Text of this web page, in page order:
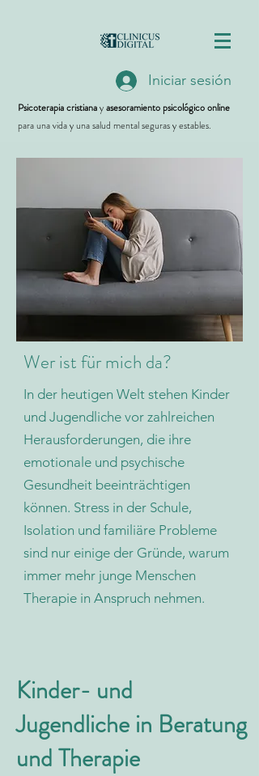
Psicoterapia cristianayasesoramiento psicológico online
para una vida y una salud mental seguras y estables.
Iniciar sesión
Wer ist für mich da?
In der heutigen Welt stehen Kinder
und Jugendliche vor zahlreichen
Herausforderungen, die ihre
emotionale und psychische
Gesundheit beeinträchtigen
können. Stress in der Schule,
Isolation und familiäre Probleme
sind nur einige der Gründe, warum
immer mehr junge Menschen
Therapie in Anspruch nehmen.
Kinder- und
Jugendliche in Beratung
und Therapie